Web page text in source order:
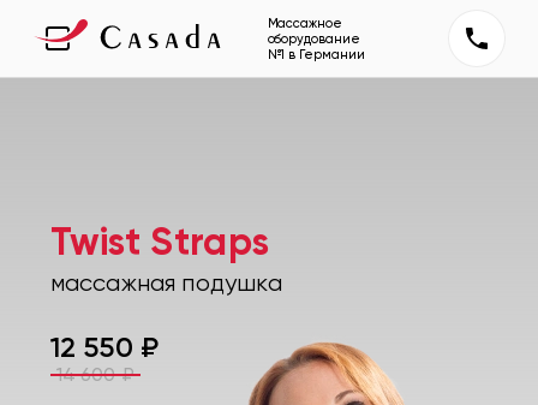
Массажное
оборудование
№1 в Германии
Twist Straps
массажная подушка
12 550 ₽
14 600₽